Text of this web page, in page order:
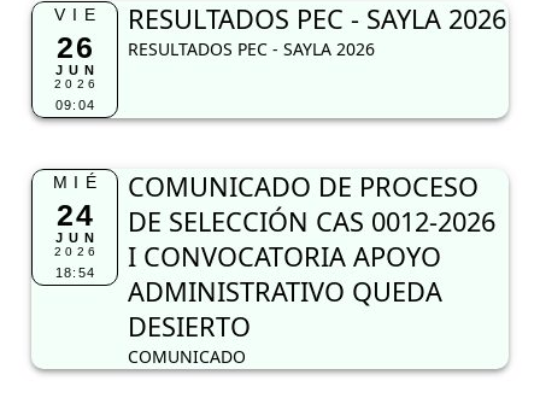
VIE
26
JUN
2026
09:04
RESULTADOS PEC - SAYLA 2026
RESULTADOS PEC - SAYLA 2026
MIÉ
24
JUN
2026
18:54
COMUNICADO DE PROCESO
DE SELECCIÓN CAS 0012-2026
I CONVOCATORIA APOYO
ADMINISTRATIVO QUEDA
DESIERTO
COMUNICADO